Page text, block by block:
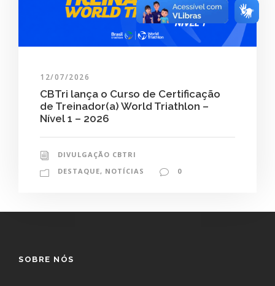
12/07/2026
CBTri lança o Curso de Certificação
de Treinador(a) World Triathlon –
Nível 1 – 2026
DIVULGAÇÃO CBTRI
DESTAQUE, NOTÍCIAS 0
SOBRE NÓS